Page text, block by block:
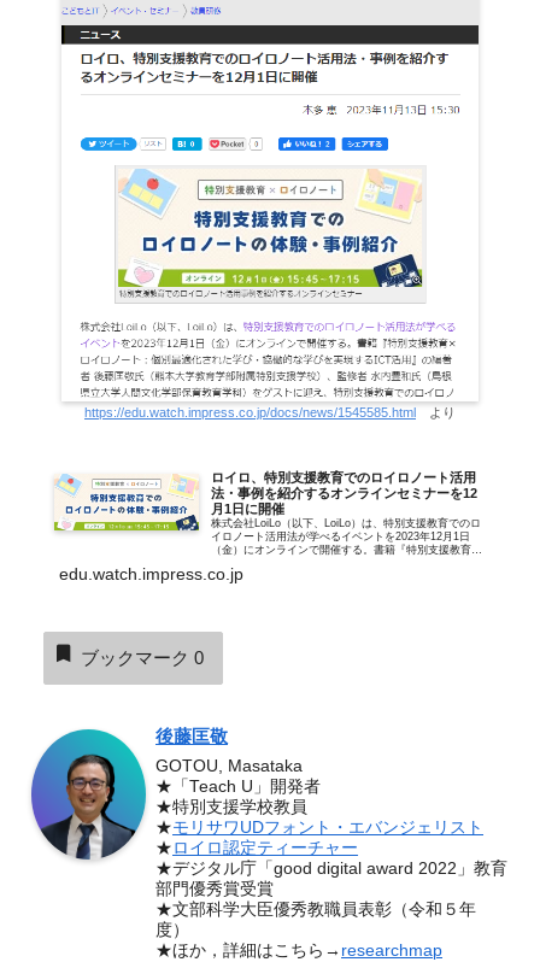
https://edu.watch.impress.co.jp/docs/news/1545585.html より
ロイロ、特別支援教育でのロイロノート活用
法・事例を紹介するオンラインセミナーを12
月1日に開催
株式会社LoiLo（以下、LoiLo）は、特別支援教育でのロ
イロノート活用法が学べるイベントを2023年12月1日
（金）にオンラインで開催する。書籍『特別支援教育×
実現するICT活用』の編著...
edu.watch.impress.co.jp
ブックマーク 0
後藤匡敬
GOTOU, Masataka
★「Teach U」開発者
★特別支援学校教員
★モリサワUDフォント・エバンジェリスト
★ ロイロ認定ティーチャー
★デジタル庁「good digital award 2022」教育
部門優秀賞受賞
★文部科学大臣優秀教職員表彰（令和５年
度）
★ほか，詳細はこちら→ researchmap